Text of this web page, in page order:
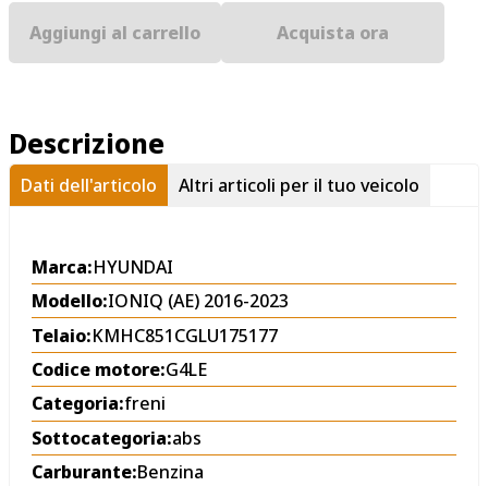
Aggiungi al carrello Acquista ora
Descrizione
Dati dell'articolo Altri articoli per il tuo veicolo
Marca:HYUNDAI
Modello:IONIQ (AE) 2016-2023
Telaio:KMHC851CGLU175177
Codice motore:G4LE
Categoria:freni
Sottocategoria:abs
Carburante:Benzina